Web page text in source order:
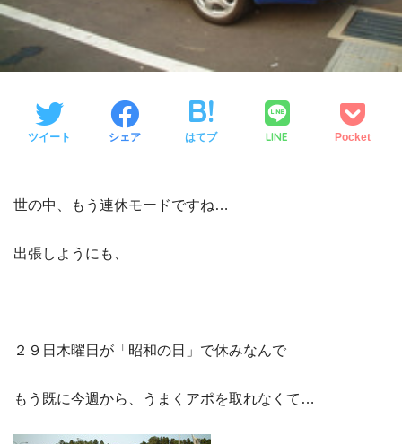
ツイート シェア はてブ LINE Pocket
世の中、もう連休モードですね…
出張しようにも、
２９日木曜日が「昭和の日」で休みなんで
もう既に今週から、うまくアポを取れなくて…